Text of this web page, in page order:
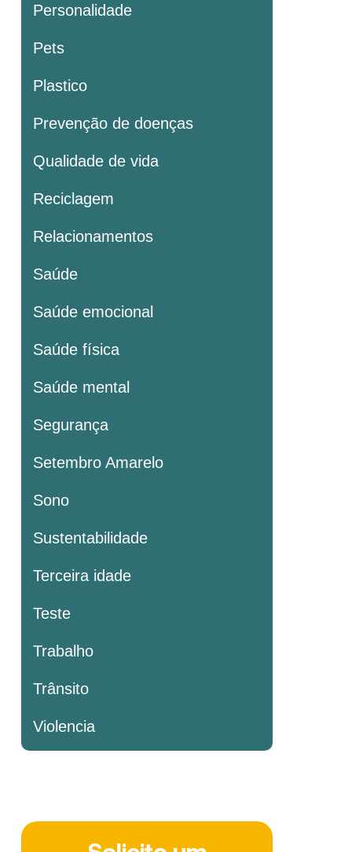
Personalidade
Pets
Plastico
Prevenção de doenças
Qualidade de vida
Reciclagem
Relacionamentos
Saúde
Saúde emocional
Saúde física
Saúde mental
Segurança
Setembro Amarelo
Sono
Sustentabilidade
Terceira idade
Teste
Trabalho
Trânsito
Violencia